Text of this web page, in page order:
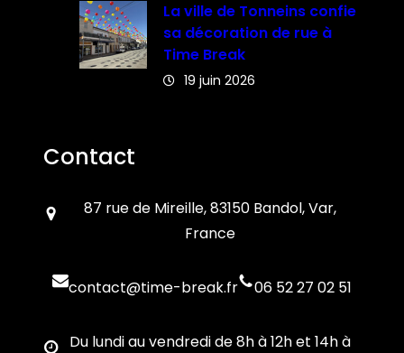
La ville de Tonneins confie
sa décoration de rue à
Time Break
19 juin 2026
Contact
87 rue de Mireille, 83150 Bandol, Var,
France
contact@time-break.fr 06 52 27 02 51
Du lundi au vendredi de 8h à 12h et 14h à